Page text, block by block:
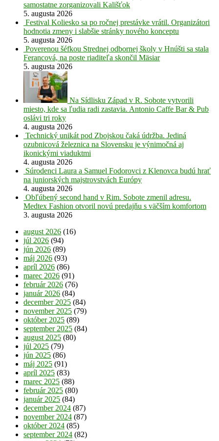
samostatne zorganizovali Kališťok
5. augusta 2026
Festival Koliesko sa po ročnej prestávke vrátil. Organizátori
hodnotia zmeny i slabšie stránky nového konceptu
5. augusta 2026
Poverenou šéfkou Strednej odbornej školy v Hnúšti sa stala
Ferancová, na poste riaditeľa skončil Mäsiar
5. augusta 2026
Na Sídlisku Západ v R. Sobote vytvorili
miesto, kde sa ľudia radi zastavia. Antonio Caffe Bar & Pub
oslávi tri roky
4. augusta 2026
Technický unikát pod Zbojskou čaká údržba. Jediná
ozubnicová železnica na Slovensku je výnimočná aj
ikonickými viaduktmi
4. augusta 2026
Súrodenci Laura a Samuel Fodorovci z Klenovca budú hrať
na juniorských majstrovstvách Európy
4. augusta 2026
Obľúbený second hand v Rim. Sobote zmenil adresu.
Medtex Fashion otvoril novú predajňu s väčším komfortom
3. augusta 2026
august 2026 (16)
júl 2026 (94)
jún 2026 (89)
máj 2026 (93)
apríl 2026 (86)
marec 2026 (91)
február 2026 (76)
január 2026 (84)
december 2025 (84)
november 2025 (79)
október 2025 (89)
september 2025 (84)
august 2025 (80)
júl 2025 (79)
jún 2025 (86)
máj 2025 (91)
apríl 2025 (83)
marec 2025 (88)
február 2025 (80)
január 2025 (84)
december 2024 (87)
november 2024 (87)
október 2024 (85)
september 2024 (82)